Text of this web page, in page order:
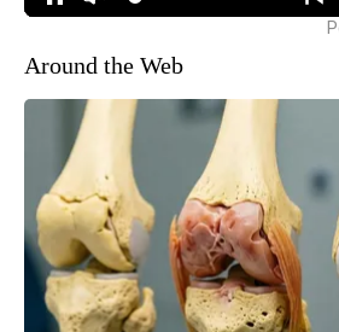
Around the Web